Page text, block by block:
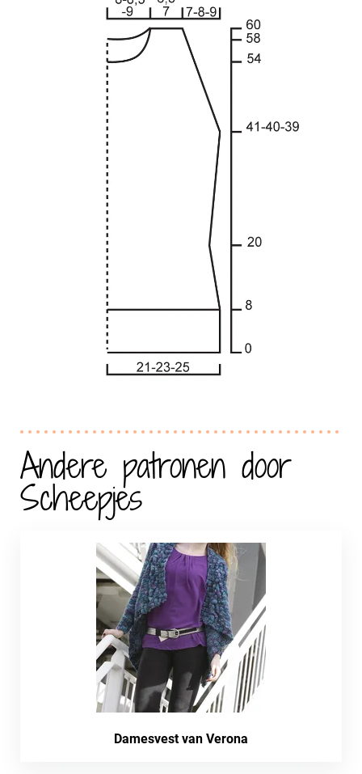
Andere patronen door
Scheepjes
Damesvest van Verona